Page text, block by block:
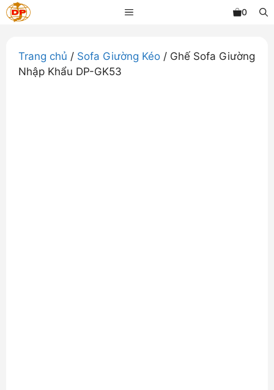
Chuyển
đến
dung
MENU 0
Trang chủ / Sofa Giường Kéo / Ghế Sofa Giường
Nhập Khẩu DP-GK53